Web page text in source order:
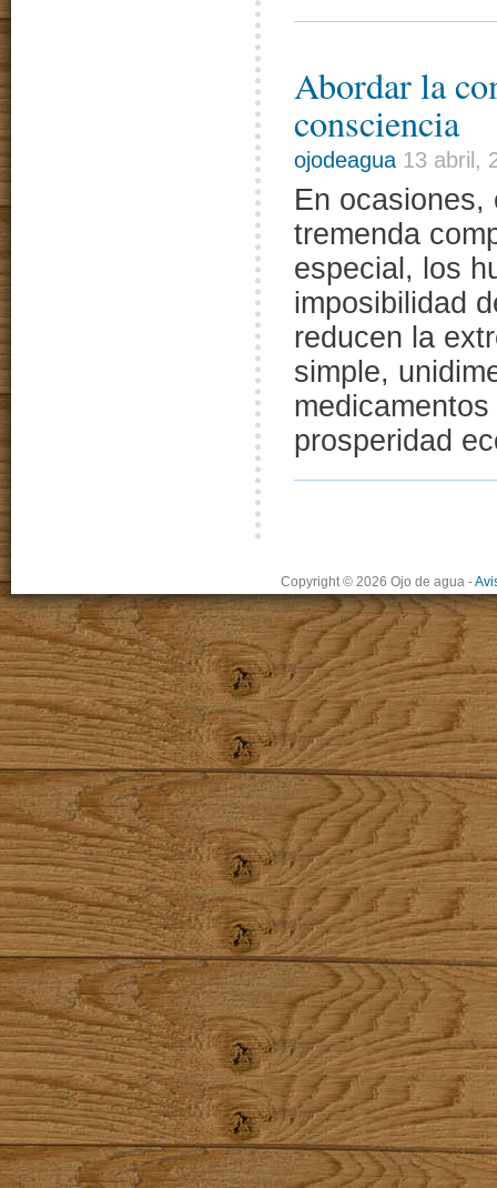
Abordar la
consciencia
ojodeagua 13 abril,
En ocasiones,
tremenda
especial, los
imposibilidad
reducen la
simple,
prosperidad
Copyright © 2026 Ojo de agua -